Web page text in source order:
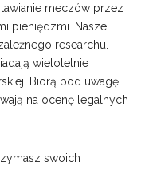
meczów przez
pieniędzmi. Nasze
researchu.
wieloletnie
Biorą pod uwagę
na ocenę legalnych
swoich